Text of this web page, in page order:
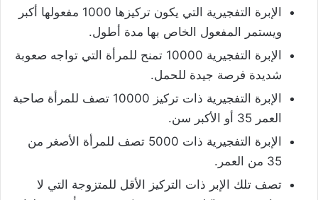
الإبرة التفجيرية التي يكون تركيزها 1000 مفعولها أكبر
ويستمر المفعول الخاص بها مدة أطول.
الإبرة التفجيرية 10000 تمنح للمرأة التي تواجه صعوبة
شديدة فرصة جيدة للحمل.
الإبرة التفجيرية ذات تركيز 10000 تصف للمرأة صاحبة
العمر 35 أو الأكبر سن.
الإبرة التفجيرية ذات 5000 تصف للمرأة الأصغر من
35 من العمر.
تصف تلك الإبر ذات التركيز الأقل للمتزوجة التي لا